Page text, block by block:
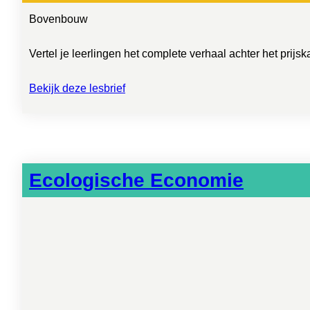
Bovenbouw
Vertel je leerlingen het complete verhaal achter het
Bekijk deze lesbrief
Ecologische Economie